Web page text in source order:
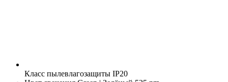
Класс пылевлагозащиты IP20